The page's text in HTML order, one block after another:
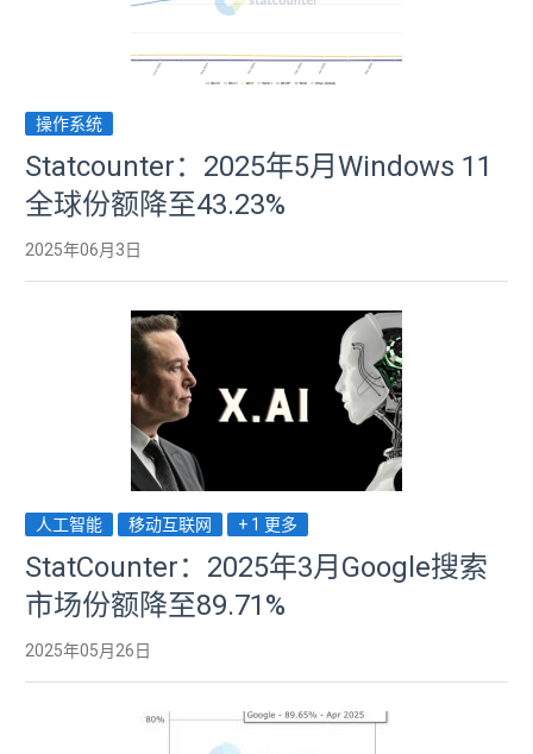
操作系统
Statcounter：2025年5月Windows 11
全球份额降至43.23%
2025年06月3日
人工智能 移动互联网 + 1 更多
StatCounter：2025年3月Google搜索
市场份额降至89.71%
2025年05月26日